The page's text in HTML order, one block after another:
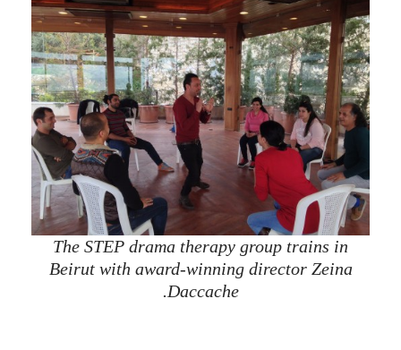
The STEP drama therapy group trains in
Beirut with award-winning director Zeina
Daccache.